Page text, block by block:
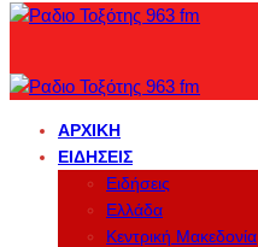
ΑΡΧΙΚΉ
ΕΙΔΉΣΕΙΣ
Ειδήσεις
Ελλάδα
Κεντρική Μακεδονία